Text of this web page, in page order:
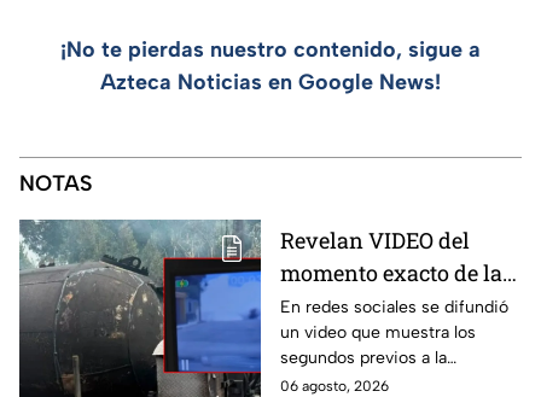
¡No te pierdas nuestro contenido, sigue a
Azteca Noticias en Google News!
NOTAS
Revelan VIDEO del
momento exacto de la
explosión de pipa de
gas en Cuernavaca,
Morelos
En redes sociales se difundió
un video que muestra los
segundos previos a la
explosión de una pipa de gas
06 agosto, 2026